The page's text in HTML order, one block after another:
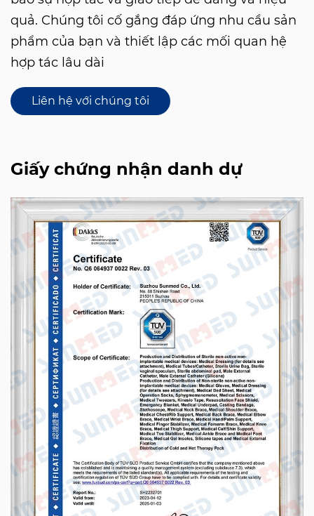
quả. Chúng tôi cố gắng đáp ứng nhu cầu sản
phẩm của bạn và thiết lập các mối quan hệ
hợp tác lâu dài
Liên hệ với chúng tôi
Giấy chứng nhận danh dự